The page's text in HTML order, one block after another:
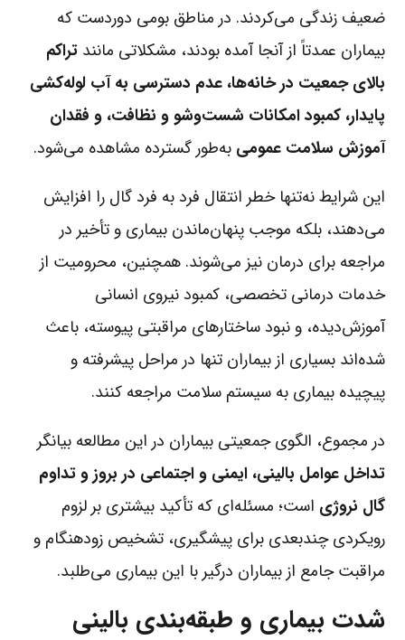
ضعیف زندگی می‌کردند. در مناطق بومی دوردست که
بیماران عمدتاً از آنجا آمده بودند، مشکلاتی مانندتراکم
بالای جمعیت در خانه‌ها، عدم دسترسی به آب لوله‌کشی
پایدار، کمبود امکانات شست‌وشو و نظافت، و فقدان
آموزش سلامت عمومی به‌طور گسترده مشاهده می‌شود.
این شرایط نه‌تنها خطر انتقال فرد به فرد گال را افزایش
می‌دهند، بلکه موجب پنهان‌ماندن بیماری و تأخیر در
مراجعه برای درمان نیز می‌شوند. همچنین، محرومیت از
خدمات درمانی تخصصی، کمبود نیروی انسانی
آموزش‌دیده، و نبود ساختارهای مراقبتی پیوسته، باعث
شده‌اند بسیاری از بیماران تنها در مراحل پیشرفته و
پیچیده بیماری به سیستم سلامت مراجعه کنند.
در مجموع، الگوی جمعیتی بیماران در این مطالعه بیانگر
تداخل عوامل بالینی، ایمنی و اجتماعی در بروز و تداوم
گال نروژی است؛ مسئله‌ای که تأکید بیشتری بر لزوم
رویکردی چندبعدی برای پیشگیری، تشخیص زودهنگام و
مراقبت جامع از بیماران درگیر با این بیماری می‌طلبد.
شدت بیماری و طبقه‌بندی بالینی